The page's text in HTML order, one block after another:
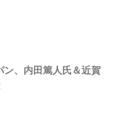
ン、内田篤人氏＆近賀